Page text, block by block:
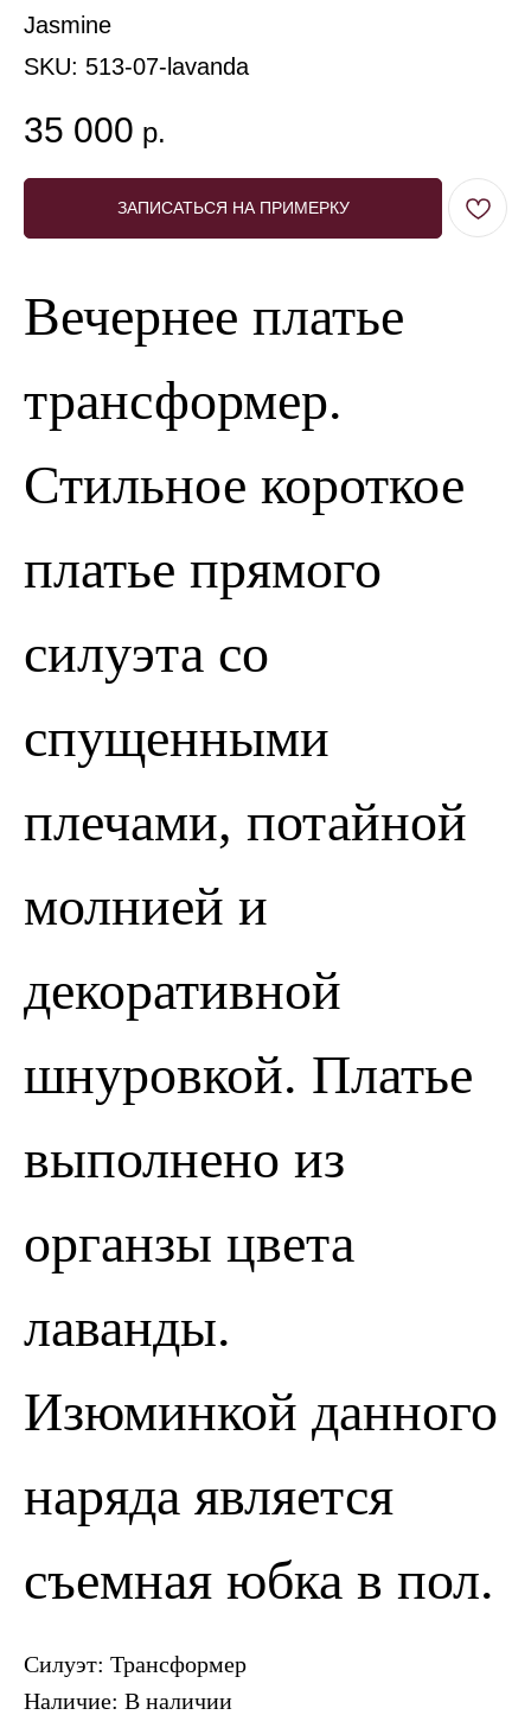
ПОЗВОНИТЬ ЗАПИСАТЬСЯ
Jasmine
SKU: 513-07-lavanda
35 000 р.
ЗАПИСАТЬСЯ НА ПРИМЕРКУ
Вечернее платье
трансформер.
Стильное короткое
платье прямого
силуэта со
спущенными
плечами, потайной
молнией и
декоративной
шнуровкой. Платье
выполнено из
органзы цвета
лаванды.
Изюминкой данного
наряда является
съемная юбка в пол.
Силуэт: Трансформер
Наличие: В наличии